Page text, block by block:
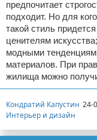
предпочитает
подходит. Но для
такой стиль
ценителям
модными
материалов. При
жилища можно
Кондратий Капустин 24-
Интерьер и дизайн